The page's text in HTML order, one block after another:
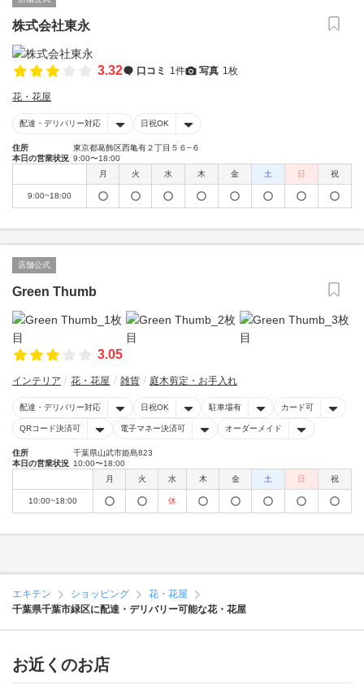
株式会社東永
3.32 口コミ 1件 写真 1枚
花・花屋
配達・デリバリー対応 日祝OK
住所
東京都葛飾区西亀有２丁目５６−６
本日の営業状況 9:00〜18:00
月
火 水 木 金 土 日 祝
9:00~18:00
店舗公式
Green Thumb
3.05
インテリア 花・花屋 雑貨 庭木剪定・お手入れ
配達・デリバリー対応 日祝OK 駐車場有 カード可
QRコード決済可 電子マネー決済可 オーダーメイド
住所
千葉県山武市姫島823
本日の営業状況 10:00〜18:00
月
火 水 木 金 土 日 祝
10:00~18:00 休
エキテン ショッピング
花・花屋
千葉県千葉市緑区に配達・デリバリー可能な花・花屋
お近くのお店